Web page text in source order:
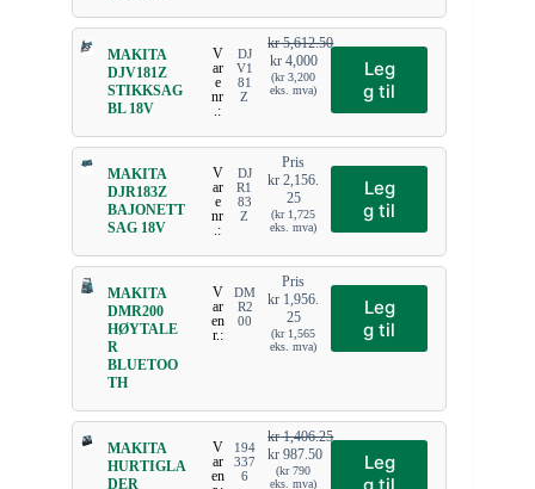
MAKITA
DJV181Z
STIKKSAG
BL 18V
V
ar
e
nr
.:
DJ
V1
81
Z
kr5,612.50
kr4,000
(kr3,200
eks. mva)
Leg
g til
MAKITA
DJR183Z
BAJONETT
SAG 18V
V
ar
e
nr
.:
DJ
R1
83
Z
Pris
kr 2,156.
25
(kr1,725
eks. mva)
Leg
g til
MAKITA
DMR200
HØYTALE
R
BLUETOO
TH
V
ar
en
r.:
DM
R2
00
Pris
kr 1,956.
25
(kr1,565
eks. mva)
Leg
g til
MAKITA
HURTIGLA
DER
V
ar
en
194
337
6
kr1,406.25
kr 987.50
(kr790
eks. mva)
Leg